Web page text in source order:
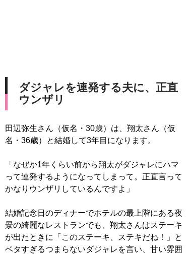
ダジャレを連発する夫に、正直
ウンザリ
田辺弥生さん（仮名・30歳）は、翔太さん（仮
名・36歳）と結婚して3年目になります。
「なぜか1年くらい前から翔太がダジャレにハマ
って連発するようになってしまって。正直言って
かなりウンザリしているんですよ」
結婚記念日のディナーでホテルの最上階にある夜
景の綺麗なレストランでも、翔太さんはステーキ
が出たときに「このステーキ、ステキだね！」と
ベタすぎるつまらないダジャレを言い、甘い雰囲